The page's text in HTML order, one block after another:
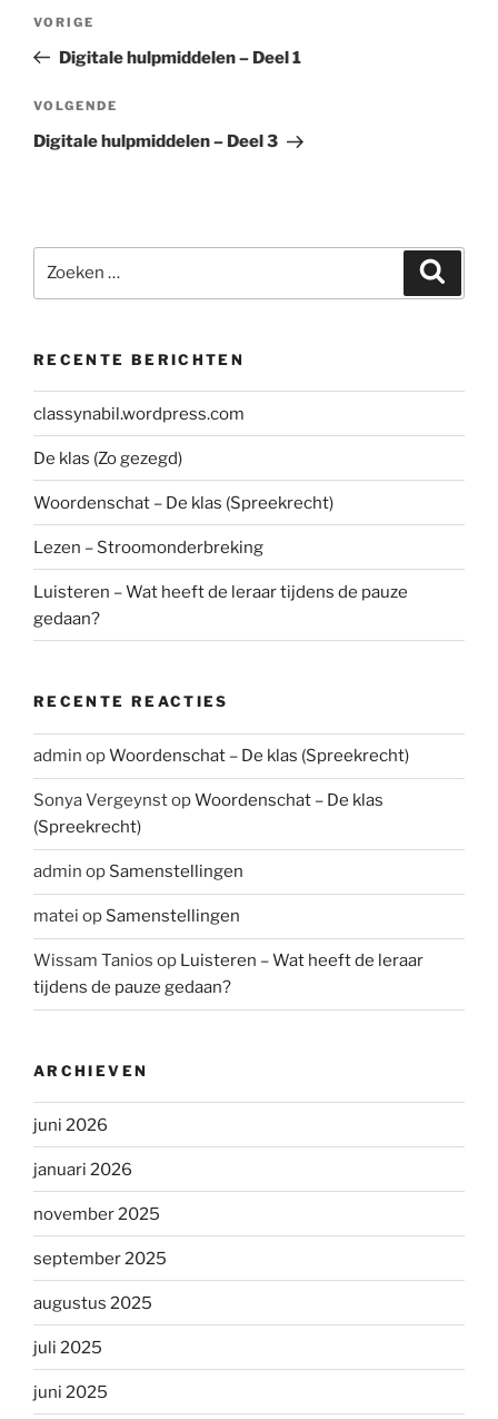
Vorig
bericht
VORIGE
Digitale hulpmiddelen – Deel 1
Volgend
bericht
VOLGENDE
Digitale hulpmiddelen – Deel 3
naar:
RECENTE BERICHTEN
classynabil.wordpress.com
De klas (Zo gezegd)
Woordenschat – De klas (Spreekrecht)
Lezen – Stroomonderbreking
Luisteren – Wat heeft de leraar tijdens de pauze
gedaan?
RECENTE REACTIES
admin opWoordenschat – De klas (Spreekrecht)
Sonya VergeynstopWoordenschat – De klas
(Spreekrecht)
admin op Samenstellingen
matei op Samenstellingen
Wissam Tanios op Luisteren – Wat heeft de leraar
tijdens de pauze gedaan?
ARCHIEVEN
juni 2026
januari 2026
november 2025
september 2025
augustus 2025
juli 2025
juni 2025